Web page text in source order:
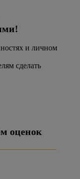
и личном
сделать
оценок